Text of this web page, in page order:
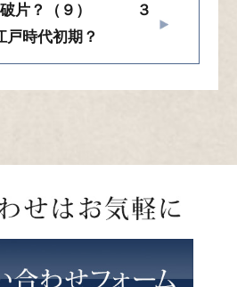
破片？（９） ３
時代初期？